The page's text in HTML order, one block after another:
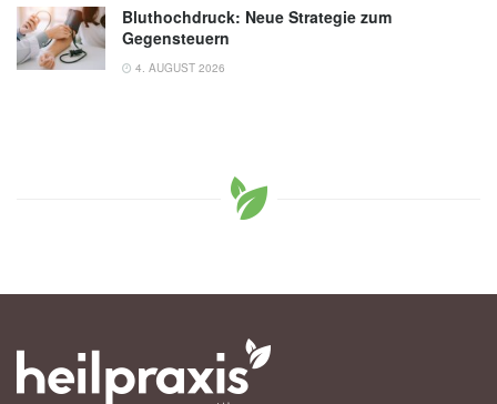
Bluthochdruck: Neue Strategie zum
Gegensteuern
4. AUGUST 2026